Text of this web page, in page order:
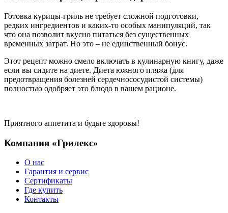
Готовка курицы-гриль не требует сложной подготовки,
редких ингредиентов и каких-то особых манипуляций, так
что она позволит вкусно питаться без существенных
временных затрат. Но это – не единственный бонус.
Этот рецепт можно смело включать в кулинарную книгу, даже
если вы сидите на диете. Диета южного пляжа (для
предотвращения болезней сердечнососудистой системы)
полностью одобряет это блюдо в вашем рационе.
Приятного аппетита и будьте здоровы!
Компания «Грилекс»
О нас
Гарантия и сервис
Сертификаты
Где купить
Контакты